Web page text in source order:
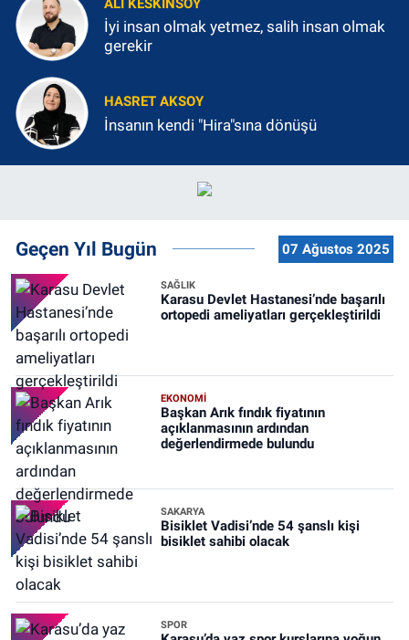
ALI KESKINSOY
İyi insan olmak yetmez, salih insan olmak
gerekir
HASRET AKSOY
İnsanın kendi "Hira"sına dönüşü
Geçen Yıl Bugün 07 Ağustos 2025
SAĞLIK
Karasu Devlet Hastanesi’nde başarılı
ortopedi ameliyatları gerçekleştirildi
EKONOMİ
Başkan Arık fındık fiyatının
açıklanmasının ardından
değerlendirmede bulundu
SAKARYA
Bisiklet Vadisi’nde 54 şanslı kişi
bisiklet sahibi olacak
SPOR